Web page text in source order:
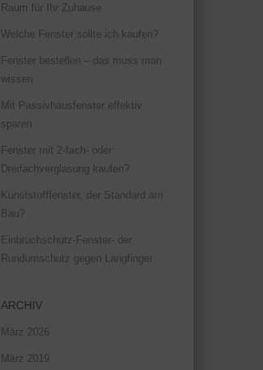
Raum für Ihr Zuhause
Welche Fenster sollte ich kaufen?
Fenster bestellen – das muss man
wissen
Mit Passivhausfenster effektiv
sparen
Fenster mit 2-fach- oder
Dreifachverglasung kaufen?
Kunststofffenster, der Standard am
Bau?
Einbruchschutz-Fenster- der
Rundumschutz gegen Langfinger
ARCHIV
März 2026
März 2019